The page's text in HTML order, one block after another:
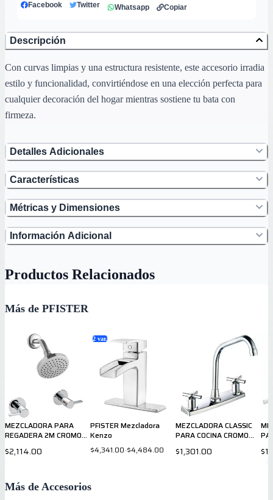
Facebook Twitter Whatsapp Copiar
Descripción
Con curvas limpias y una estructura resistente, este accesorio irradia
estilo y funcionalidad, convirtiéndose en una elección perfecta para
cualquier decoración del hogar mientras sostiene tu bata con
firmeza.
Detalles Adicionales
Características
Métricas y Dimensiones
Información Adicional
Productos Relacionados
Más de PFISTER
MEZCLADORA PARA
REGADERA 2M CROMO
$2,114.00
2 var.
PFISTER Mezcladora
Kenzo
$4,341.00-$4,484.00
MEZCLADORA CLASSIC
PARA COCINA CROMO
$1,301.00
Más de Accesorios